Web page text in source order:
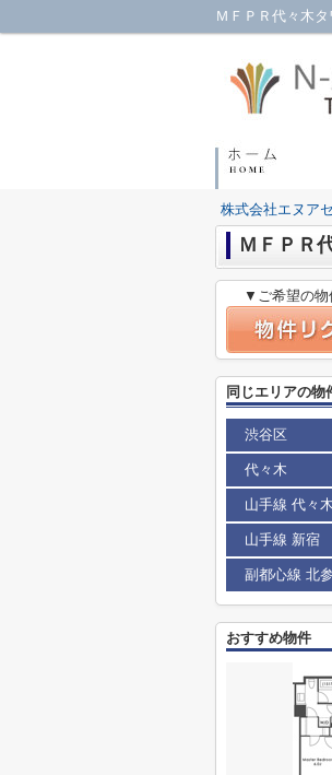
ＭＦＰＲ代々木
株式会社エヌア
ＭＦＰＲ
▼ご希望の物
同じエリアの物
渋谷区
代々木
山手線 代々木
山手線 新宿
副都心線 北
おすすめ物件